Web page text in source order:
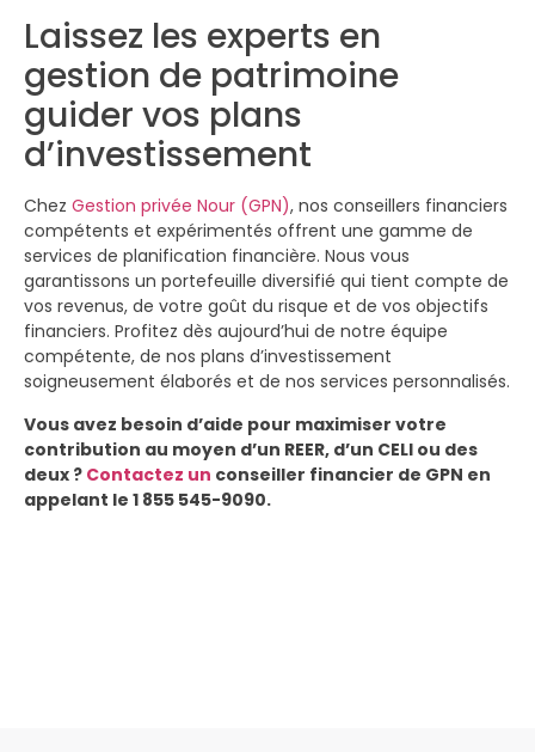
Laissez les experts en
gestion de patrimoine
guider vos plans
d’investissement
Chez Gestion privée Nour (GPN), nos conseillers financiers
compétents et expérimentés offrent une gamme de
services de planification financière. Nous vous
garantissons un portefeuille diversifié qui tient compte de
vos revenus, de votre goût du risque et de vos objectifs
financiers. Profitez dès aujourd’hui de notre équipe
compétente, de nos plans d’investissement
soigneusement élaborés et de nos services personnalisés.
Vous avez besoin d’aide pour maximiser votre
contribution au moyen d’un REER, d’un CELI ou des
deux ? Contactez un conseiller financier de GPN en
appelant le 1 855 545-9090.